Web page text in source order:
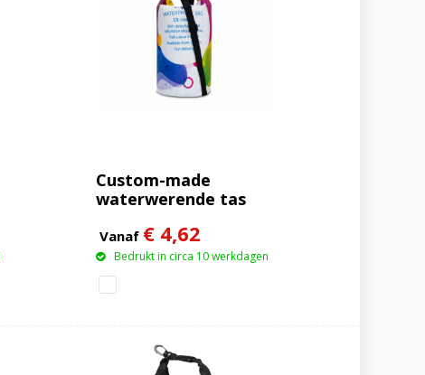
Custom-made
waterwerende tas
Vanaf € 4,62
Bedrukt in circa 10 werkdagen